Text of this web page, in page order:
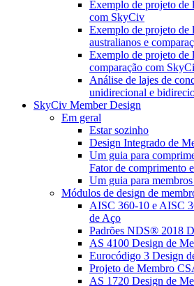
Exemplo de projeto de
com SkyCiv
Exemplo de projeto de
australianos e
Exemplo de projeto de
comparação com
Análise de lajes de
unidirecional e
SkyCiv Member Design
Em geral
Estar sozinho
Design Integrado de
Um guia para
Fator de comprimento
Um guia para
Módulos de design de
AISC 360-10 e AISC
de Aço
Padrões NDS® 2018
AS 4100 Design de
Eurocódigo 3 Design
Projeto de Membro
AS 1720 Design de